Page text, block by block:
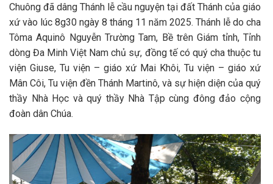
Chuông đã dâng Thánh lễ cầu nguyện tại đất Thánh của giáo
xứ vào lúc 8g30 ngày 8 tháng 11 năm 2025. Thánh lễ do cha
Tôma Aquinô Nguyễn Trường Tam, Bề trên Giám tỉnh, Tỉnh
dòng Đa Minh Việt Nam chủ sự, đồng tế có quý cha thuộc tu
viện Giuse, Tu viện – giáo xứ Mai Khôi, Tu viện – giáo xứ
Mân Côi, Tu viện đền Thánh Martinô, và sự hiện diện của quý
thầy Nhà Học và quý thầy Nhà Tập cùng đông đảo cộng
đoàn dân Chúa.